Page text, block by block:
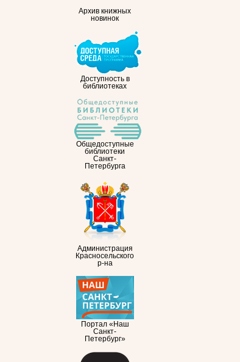
Архив книжных
новинок
Доступность в
библиотеках
Общедоступные
библиотеки
Санкт-
Петербурга
Администрация
Красносельского
р-на
Портал «Наш
Санкт-
Петербург»